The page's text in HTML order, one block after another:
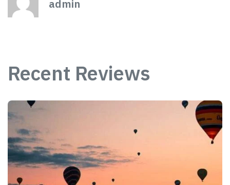
admin
Recent Reviews